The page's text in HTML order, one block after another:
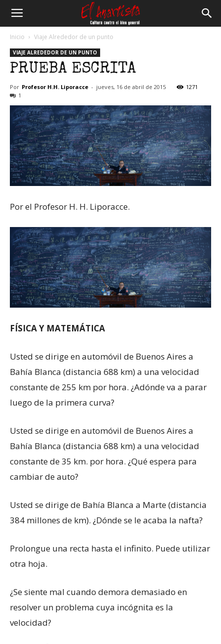
Anartista
Inicio Viaje Alrededor de un punto
VIAJE ALREDEDOR DE UN PUNTO
PRUEBA ESCRITA
Por Profesor H.H. Liporacce - jueves, 16 de abril de 2015
1271
1
Por el Profesor H. H. Liporacce.
FÍSICA Y MATEMÁTICA
Usted se dirige en automóvil de Buenos Aires a
Bahía Blanca (distancia 688 km) a una velocidad
constante de 255 km por hora. ¿Adónde va a parar
luego de la primera curva?
Usted se dirige en automóvil de Buenos Aires a
Bahía Blanca (distancia 688 km) a una velocidad
constante de 35 km. por hora. ¿Qué espera para
cambiar de auto?
Usted se dirige de Bahía Blanca a Marte (distancia
384 millones de km). ¿Dónde se le acaba la nafta?
Prolongue una recta hasta el infinito. Puede utilizar
otra hoja.
¿Se siente mal cuando demora demasiado en
resolver un problema cuya incógnita es la
velocidad?